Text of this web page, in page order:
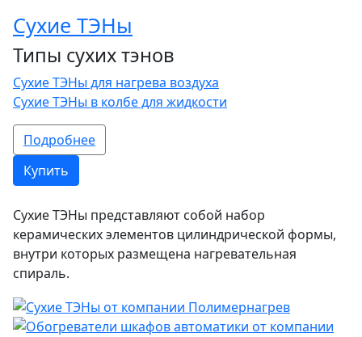
Сухие ТЭНы
Типы сухих тэнов
Сухие ТЭНы для нагрева воздуха
Сухие ТЭНы в колбе для жидкости
Подробнее
Купить
Сухие ТЭНы представляют собой набор
керамических элементов цилиндрической формы,
внутри которых размещена нагревательная
спираль.